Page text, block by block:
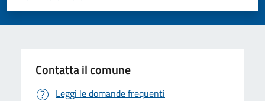
Valuta 5 stelle su 5
Valuta 4 stelle su 5
Valuta 3 stelle su 5
Valuta 2 stelle su 5
Valuta 1 stelle su 5
Contatta il comune
Leggi le domande frequenti